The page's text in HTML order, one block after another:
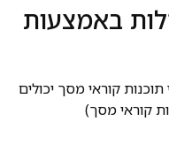
באמצעות
קוראי מסך יכולים
קוראי מסך)